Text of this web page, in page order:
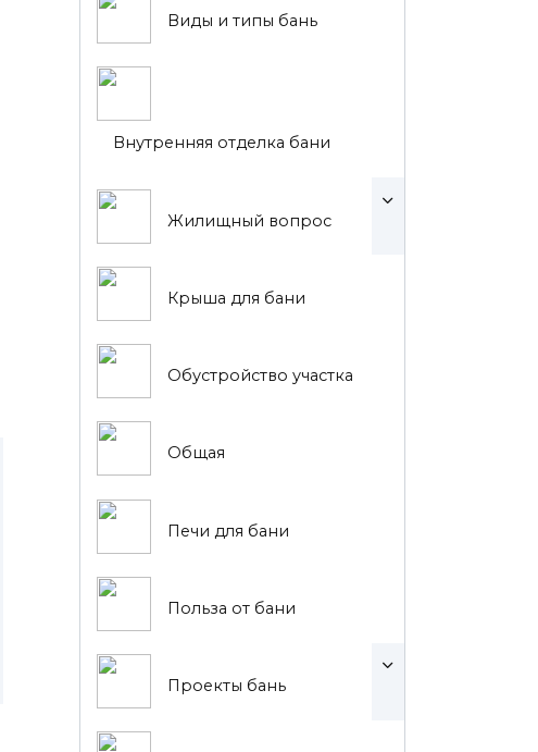
Виды и типы бань
Внутренняя отделка бани
Жилищный вопрос
Крыша для бани
Обустройство участка
Общая
Печи для бани
Польза от бани
Проекты бань